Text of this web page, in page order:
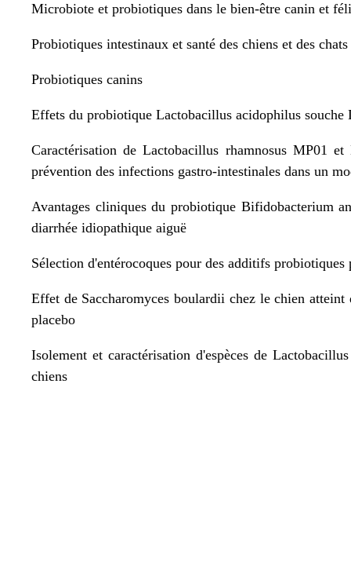
Microbiote et probiotiques dans le bien-être canin et
Probiotiques intestinaux et santé des chiens et des
Probiotiques canins
Effets du probiotique Lactobacillus acidophilus souche
Caractérisation de Lactobacillus rhamnosus MP01
prévention des infections gastro-intestinales dans un
Avantages cliniques du probiotique Bifidobacterium
diarrhée idiopathique aiguë
Sélection d'entérocoques pour des additifs
Effet de Saccharomyces boulardii chez le chien
placebo
Isolement et caractérisation d'espèces de
chiens